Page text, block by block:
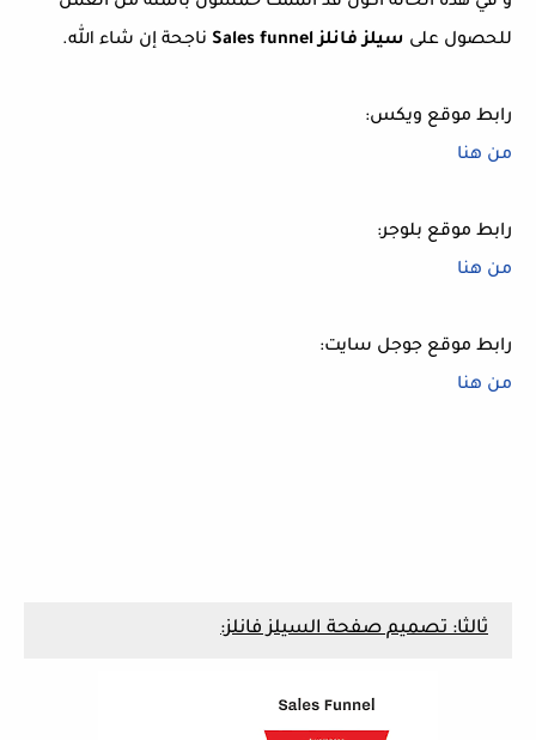
للحصول على سيلز فانلز Sales funnel ناجحة إن شاء الله.
رابط موقع ويكس:
من هنا
رابط موقع بلوجر:
من هنا
رابط موقع جوجل سايت:
من هنا
ثالثا: تصميم صفحة السيلز فانلز: